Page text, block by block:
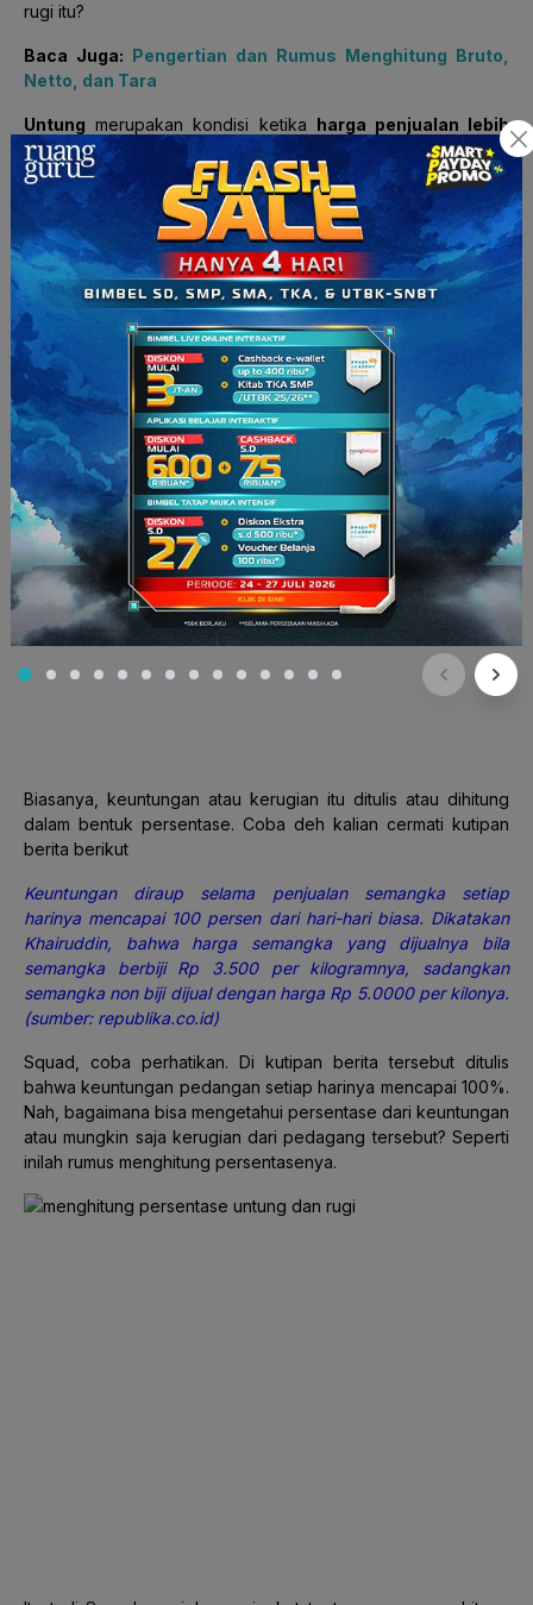
rugi itu?
Baca Juga: Pengertian dan Rumus Menghitung Bruto,
Netto, dan Tara
Untung merupakan kondisi ketika harga penjualan lebih
besar daripada harga pembelian
. Kalau rugi? Ya
kebalikannya dari untung dong.Rugimerupakan kondisi
ketika
harga pembelian lebih besar daripada harga
penjualan
Bagaimana rumus untuk
menghitung untung atau rugi?
Biasanya, keuntungan atau kerugian itu ditulis atau dihitung
dalam bentuk persentase. Coba deh kalian cermati kutipan
berita berikut
Keuntungan diraup selama penjualan semangka setiap
harinya mencapai 100 persen dari hari-hari biasa. Dikatakan
Khairuddin, bahwa harga semangka yang dijualnya bila
semangka berbiji Rp 3.500 per kilogramnya, sadangkan
semangka non biji dijual dengan harga Rp 5.0000 per kilonya.
(sumber: republika.co.id)
Squad, coba perhatikan. Di kutipan berita tersebut ditulis
bahwa keuntungan pedangan setiap harinya mencapai 100%.
Nah, bagaimana bisa mengetahui persentase dari keuntungan
atau mungkin saja kerugian dari pedagang tersebut? Seperti
inilah rumus menghitung persentasenya.